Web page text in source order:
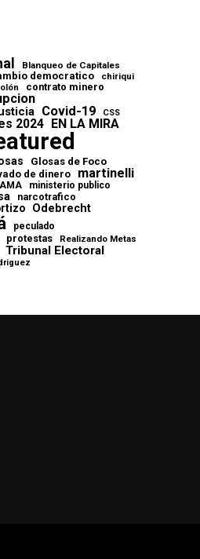
Blanqueo de Capitales
democratico chiriqui
contrato minero
Covid-19 CSS
2024 EN LA MIRA
Glosas de Foco
de dinero martinelli
ministerio publico
narcotrafico
Odebrecht
peculado
protestas Realizando Metas
Tribunal Electoral